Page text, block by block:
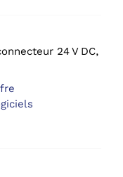
24 V DC,